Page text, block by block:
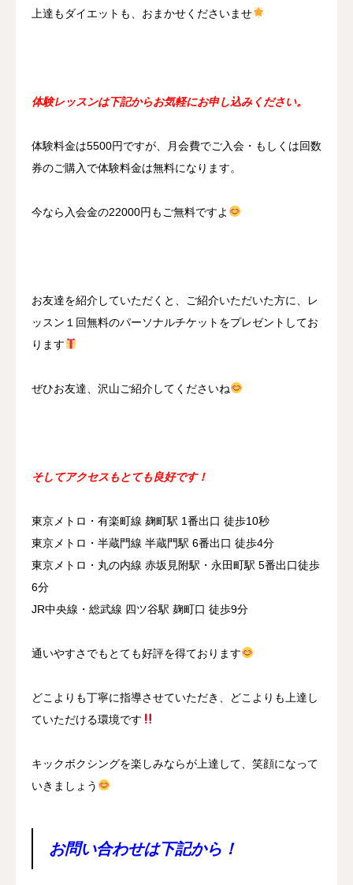
上達もダイエットも、おまかせくださいませ
体験レッスンは下記からお気軽にお申し込みください。
体験料金は5500円ですが、月会費でご入会・もしくは回数
券のご購入で体験料金は無料になります。
今なら入会金の22000円もご無料ですよ
お友達を紹介していただくと、ご紹介いただいた方に、レ
ッスン１回無料のパーソナルチケットをプレゼントしてお
ります
ぜひお友達、沢山ご紹介してくださいね
そしてアクセスもとても良好です！
東京メトロ・有楽町線 麹町駅 1番出口 徒歩10秒
東京メトロ・半蔵門線 半蔵門駅 6番出口 徒歩4分
東京メトロ・丸の内線 赤坂見附駅・永田町駅 5番出口徒歩
6分
JR中央線・総武線 四ツ谷駅 麹町口 徒歩9分
通いやすさでもとても好評を得ております
どこよりも丁寧に指導させていただき、どこよりも上達し
ていただける環境です
キックボクシングを楽しみならが上達して、笑顔になって
いきましょう
お問い合わせは下記から！